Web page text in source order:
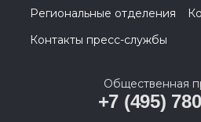
Региональные отделения
Контакты пресс-службы
Общественная
+7 (495)